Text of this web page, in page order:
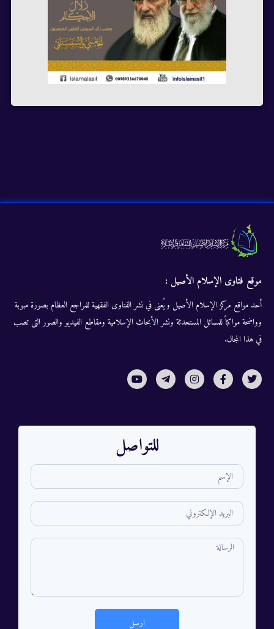
موقع فتاوى الإسلام الأصيل :
أحد مواقع مركز الإسلام الأصيل ويُعنى في نشر الفتاوى الفقهية للمراجع العظام بصورة مبوبة
وواضحة مواكباً للمسائل المستحدثة ونشر الأبحاث الإسلامية ومقاطع الفيديو والصور التى تصب
في هذا المجال.
للتواصل
ارسل